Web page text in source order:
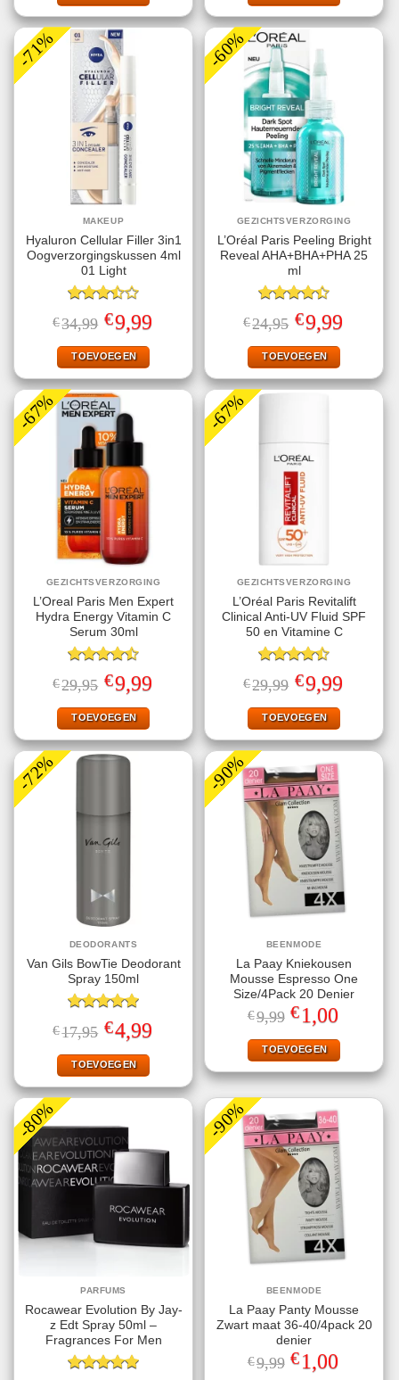
-71%
MAKEUP
Hyaluron Cellular Filler 3in1
Oogverzorgingskussen 4ml
01 Light
Gewaardeerd
3.50uit
€34,99 Oorspronkelijke
prijs
was:
€34,99.
€9,99Huidige
prijs
TOEVOEGEN
-60%
GEZICHTSVERZORGING
L’Oréal Paris Peeling Bright
Reveal AHA+BHA+PHA 25
ml
Gewaardeerd
4.40uit 5
€24,95 Oorspronkelijke
prijs
was:
€24,95.
€9,99Huidige
prijs
TOEVOEGEN
-67%
GEZICHTSVERZORGING
L’Oreal Paris Men Expert
Hydra Energy Vitamin C
Serum 30ml
Gewaardeerd
4.50uit 5
€29,95 Oorspronkelijke
prijs
was:
€29,95.
€9,99Huidige
prijs
TOEVOEGEN
-67%
GEZICHTSVERZORGING
L’Oréal Paris Revitalift
Clinical Anti-UV Fluid SPF
50 en Vitamine C
Gewaardeerd
4.50uit 5
€29,99 Oorspronkelijke
prijs
was:
€29,99.
€9,99Huidige
prijs
TOEVOEGEN
-72%
DEODORANTS
Van Gils BowTie Deodorant
Spray 150ml
Gewaardeerd
5.00uit 5
€17,95 Oorspronkelijke
prijs
was:
€17,95.
€4,99Huidige
prijs
TOEVOEGEN
-90%
BEENMODE
La Paay Kniekousen
Mousse Espresso One
Size/4Pack 20 Denier
€9,99 Oorspronkelijke
prijs
was:
€9,99.
€1,00
is:
€1,00.
TOEVOEGEN
-80%
PARFUMS
Rocawear Evolution By Jay-
z Edt Spray 50ml –
Fragrances For Men
-90%
BEENMODE
La Paay Panty Mousse
Zwart maat 36-40/4pack 20
denier
€9,99 Oorspronkelijke
prijs
€1,00